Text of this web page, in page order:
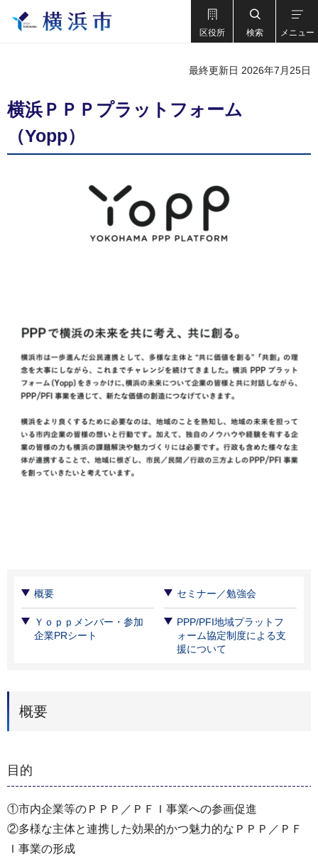
区役所 検索 メニュー
最終更新日 2026年7月25日
横浜ＰＰＰプラットフォーム
（Yopp）
概要 セミナー／勉強会
Ｙｏｐｐメンバー・参加
企業PRシート
PPP/PFI地域プラットフ
ォーム協定制度による支
援について
概要
目的
①市内企業等のＰＰＰ／ＰＦＩ事業への参画促進
②多様な主体と連携した効果的かつ魅力的なＰＰＰ／ＰＦ
Ｉ事業の形成